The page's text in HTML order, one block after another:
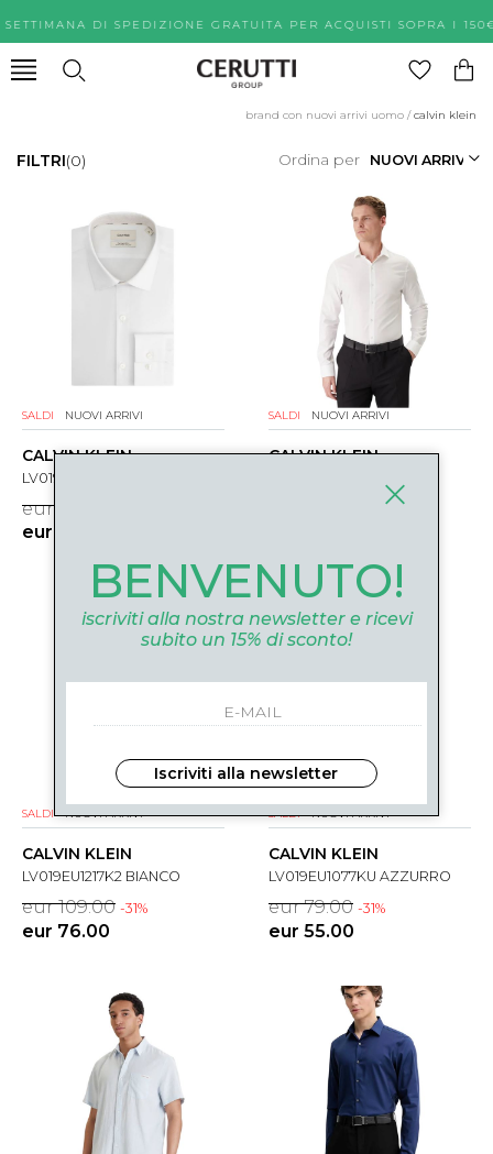
SETTIMANA DI SPEDIZIONE GRATUITA PER ACQUISTI
brand con nuovi arrivi uomo /calvin klein
FILTRI(0) Ordina per
SALDI NUOVI ARRIVI
CALVIN KLEIN
LV019EU1037K2 BIANCO
eur 79.00
eur 55.00
SALDI NUOVI ARRIVI
CALVIN KLEIN
-31%
SALDI NUOVI ARRIVI
CALVIN KLEIN
LV019EU1217K2 BIANCO
eur 109.00 -31%
eur 76.00
SALDI NUOVI ARRIVI
CALVIN KLEIN
LV019EU1077KU AZZURRO
eur 79.00 -31%
eur 55.00
BENVENUTO!
iscriviti alla nostra newsletter e ricevi
subito un 15% di sconto!
Iscriviti alla newsletter